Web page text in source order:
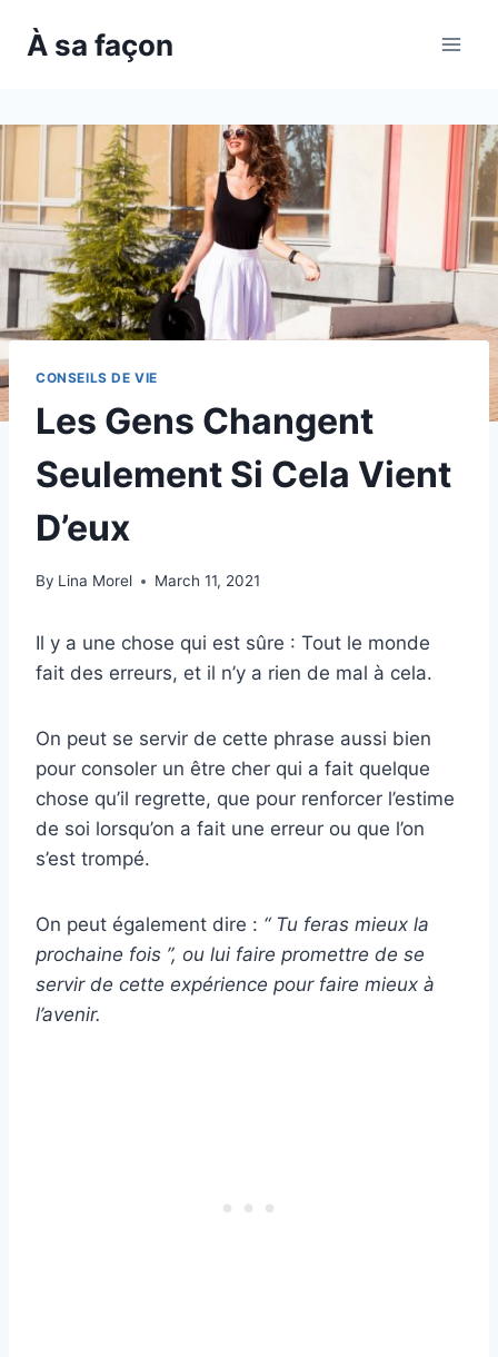
À sa façon
CONSEILS DE VIE
Les Gens Changent
Seulement Si Cela Vient
D’eux
By Lina Morel March 11, 2021
Il y a une chose qui est sûre : Tout le monde
fait des erreurs, et il n’y a rien de mal à cela.
On peut se servir de cette phrase aussi bien
pour consoler un être cher qui a fait quelque
chose qu’il regrette, que pour renforcer l’estime
de soi lorsqu’on a fait une erreur ou que l’on
s’est trompé.
On peut également dire : “ Tu feras mieux la
prochaine fois ”, ou lui faire promettre de se
servir de cette expérience pour faire mieux à
l’avenir.